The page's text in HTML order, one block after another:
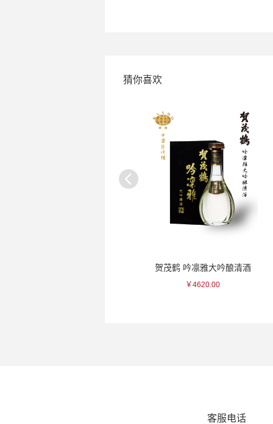
猜你喜欢
贺茂鹤 吟凛雅大吟酿清酒
￥4620.00
客服电话